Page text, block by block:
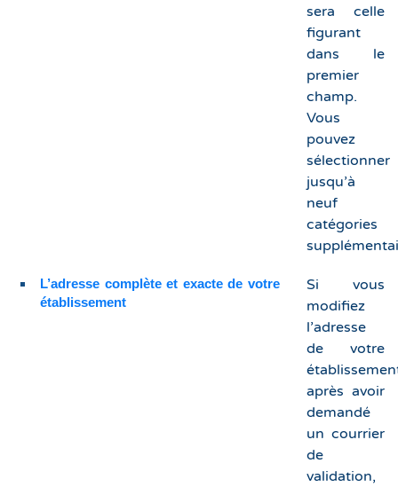
sera celle
figurant
dans le
premier
champ.
Vous
pouvez
sélectionner
jusqu’à
neuf
catégories
L’adresse complète et exacte de votre
établissement
Si vous
modifiez
l’adresse
de votre
après avoir
demandé
un courrier
de
validation,